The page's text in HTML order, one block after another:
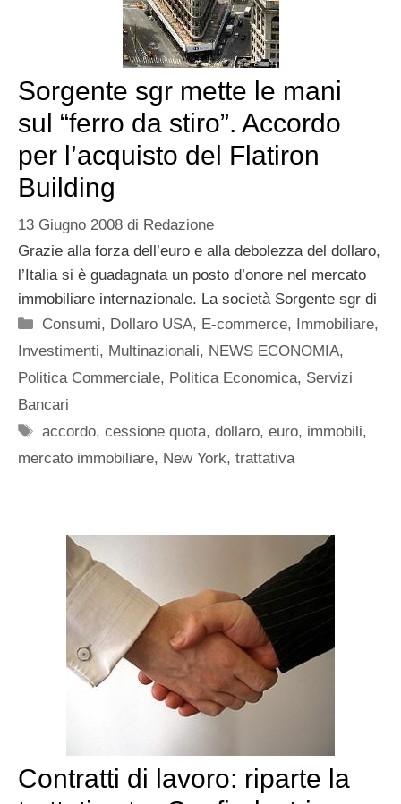
Sorgente sgr mette le mani
sul “ferro da stiro”. Accordo
per l’acquisto del Flatiron
Building
13 Giugno 2008 di Redazione
Grazie alla forza dell’euro e alla debolezza del dollaro,
l’Italia si è guadagnata un posto d’onore nel mercato
immobiliare internazionale. La società Sorgente sgr di
Categorie
Consumi, Dollaro USA, E-commerce, Immobiliare,
Investimenti, Multinazionali, NEWS ECONOMIA,
Politica Commerciale, Politica Economica, Servizi
Bancari
Tag
accordo,cessione quota,dollaro,euro, immobili,
mercato immobiliare, New York, trattativa
Contratti di lavoro: riparte la